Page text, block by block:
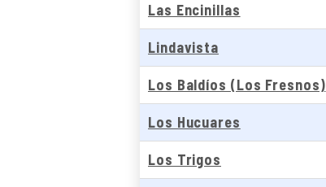
Las Encinillas
Lindavista
Los Baldíos (Los Fresnos)
Los Hucuares
Los Trigos